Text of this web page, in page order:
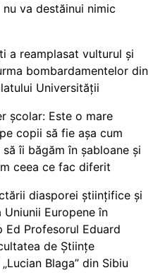
va destăinui nimic
a reamplasat vulturul și
bombardamentelor din
Universității
școlar: Este o mare
copii să fie așa cum
îi băgăm în șabloane și
ceea ce fac diferit
diasporei științifice și
Europene în
Profesorul Eduard
de Științe
Blaga” din Sibiu